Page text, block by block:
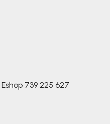
Eshop 739 225 627